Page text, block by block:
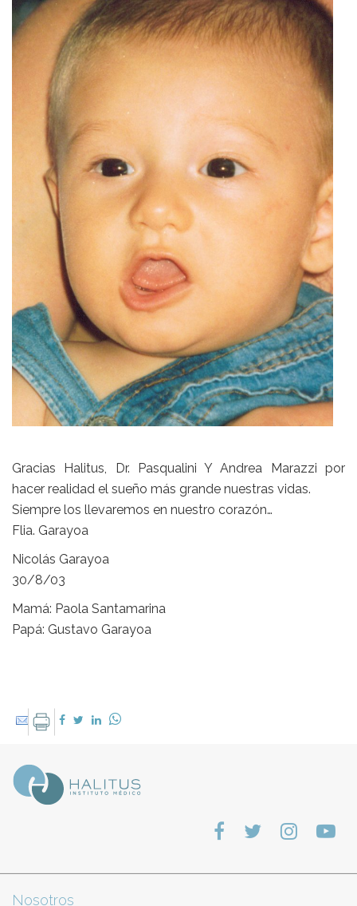
Gracias Halitus, Dr. Pasqualini Y Andrea Marazzi por
hacer realidad el sueño más grande nuestras vidas.
Siempre los llevaremos en nuestro corazón…
Flia. Garayoa
Nicolás Garayoa
30/8/03
Mamá: Paola Santamarina
Papá: Gustavo Garayoa
Nosotros